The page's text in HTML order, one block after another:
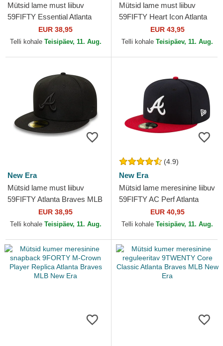
Mütsid lame must liibuv
59FIFTY Essential Atlanta
Braves MLB New Era
EUR 38,95
Telli kohale Teisipäev, 11. Aug.
Mütsid lame must liibuv
59FIFTY Heart Icon Atlanta
Braves MLB New Era
EUR 43,95
Telli kohale Teisipäev, 11. Aug.
New Era
Mütsid lame must liibuv
59FIFTY Atlanta Braves MLB
EUR 38,95
Telli kohale Teisipäev, 11. Aug.
(4.9)
New Era
Mütsid lame meresinine liibuv
59FIFTY AC Perf Atlanta
Braves MLB New Era
EUR 40,95
Telli kohale Teisipäev, 11. Aug.